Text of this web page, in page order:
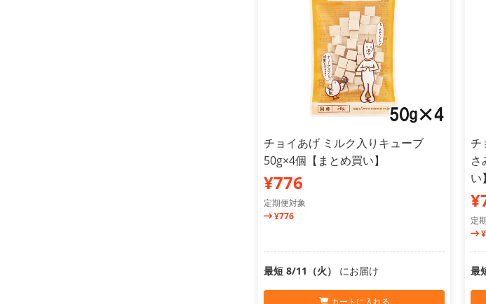
チョイあげ ミルク入りキューブ
50g×4個【まとめ買い】
¥776
定期便対象
¥776
最短 8/11（火） にお届け
カートに入れる
チ
さ
い
定
最